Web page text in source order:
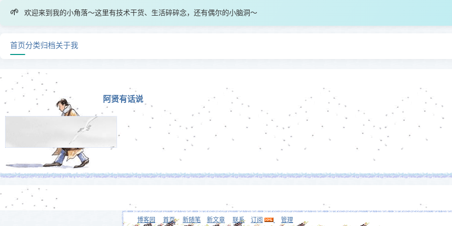
🌱 欢迎来到我的小角落～这里有技术干货、生活碎碎念，还有偶尔的小脑洞～
首页 分类归档关于我
阿贤有话说
博客园 首页 新随笔 新文章 联系 订阅 管理